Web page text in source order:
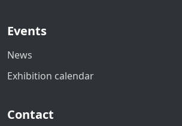
Events
News
Exhibition calendar
Contact